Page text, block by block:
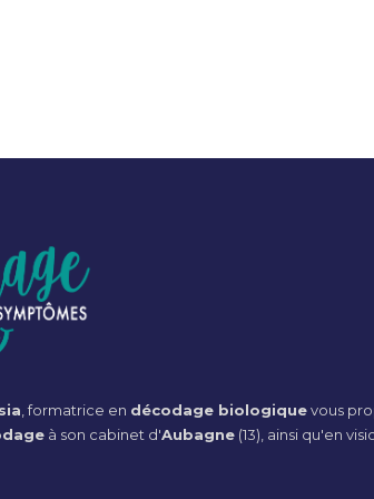
, formatrice en décodage biologiquevous
à son cabinet d'Aubagne (13), ainsi qu'en